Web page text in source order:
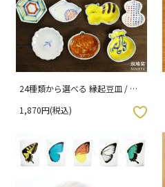
24種類から選べる 縁起豆皿 / 双
1,870円(税込) お気に入りボタン